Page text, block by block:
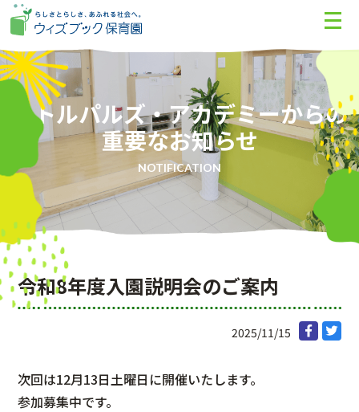
リトルパルズ・アカデミーからの
重要なお知らせ
NOTIFICATION
令和8年度入園説明会のご案内
2025/11/15
次回は12月13日土曜日に開催いたします。
参加募集中です。